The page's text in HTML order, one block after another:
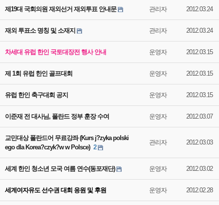
제19대 국회의원 재외선거 재외투표 안내문 관리자 2012.03.24
재외 투표소 명칭 및 소재지 관리자 2012.03.24
차세대 유럽 한인 국토대장전 행사 안내 운영자 2012.03.15
제 1회 유럽 한인 골프대회 운영자 2012.03.15
유럽 한인 축구대회 공지 운영자 2012.03.15
이준재 전 대사님, 폴란드 정부 훈장 수여 운영자 2012.03.07
교민대상 폴란드어 무료강좌 (Kurs j?zyka polski
ego dla Korea?czyk?w w Polsce) 2
관리자 2012.03.03
세계 한인 청소년 모국 여름 연수(동포재단) 운영자 2012.03.02
세계여자유도 선수권 대회 응원 및 후원 운영자 2012.02.28